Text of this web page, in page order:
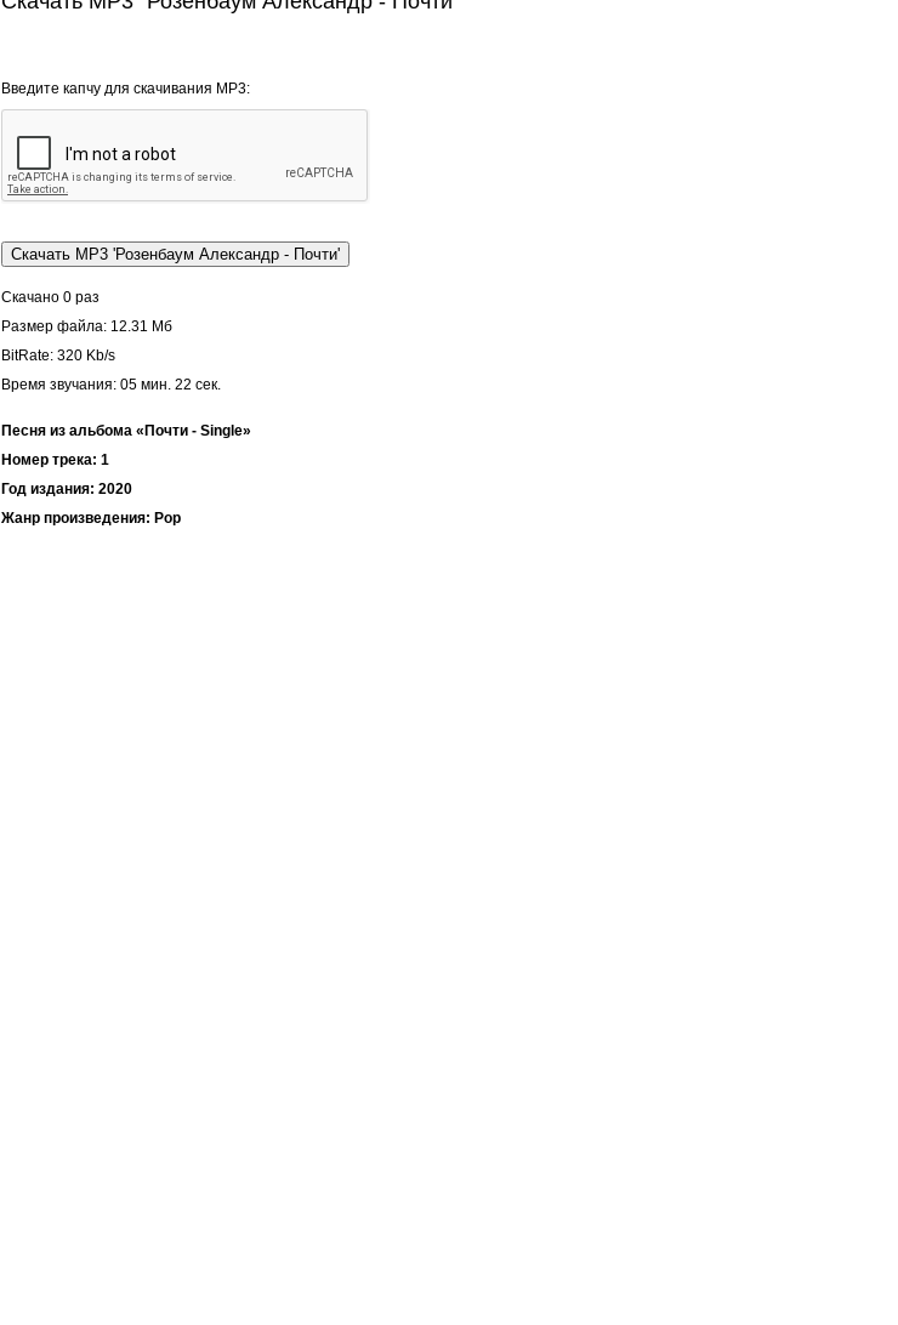
Введите капчу для скачивания MP3:
Скачано 0 раз
Размер файла: 12.31 Мб
BitRate: 320 Kb/s
Время звучания: 05 мин. 22 cек.
Песня из альбома «Почти - Single»
Номер трека: 1
Год издания: 2020
Жанр произведения: Pop